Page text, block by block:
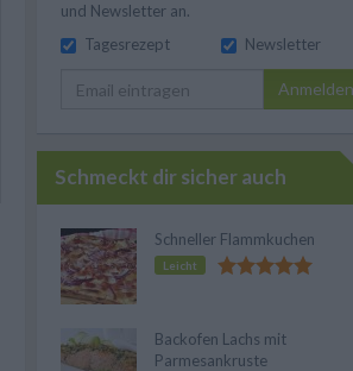
und Newsletter an.
Tagesrezept
Newsletter
Anmelden
Schmeckt dir sicher auch
Schneller Flammkuchen
Leicht
Backofen Lachs mit
Parmesankruste